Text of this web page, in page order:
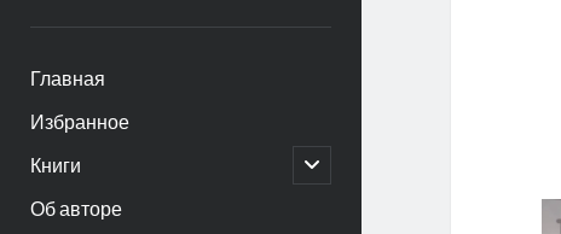
Главная
Избранное
Книги
открыть
дочернее
Об авторе